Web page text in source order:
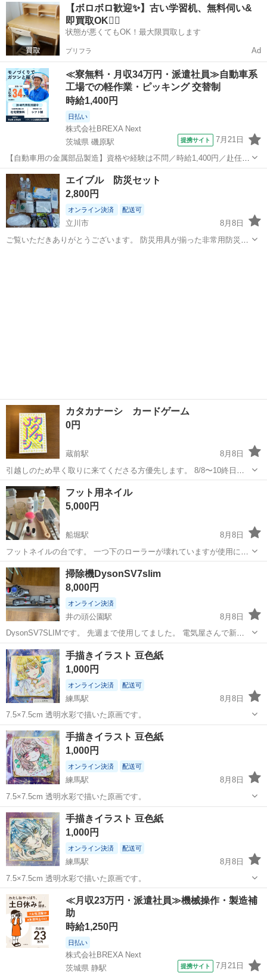
衣料服飾品、生活雑貨、家具、本、CD・DVDなどが無料でまとめて持
ち込めます！ ※詳細はこ...
東京 町田市 その他 ハムスター
【ボロボロ歓迎✨】古い学習机、無料伺い&
即買取OK🙆‍♀️
状態が悪くてもOK！最大限買取します
プリフラ Ad
≪寮無料・月収34万円・派遣社員≫自動車系
工場での軽作業・ピッキング 交替制
時給1,400円
日払い
株式会社BREXA Next
茨城県 磯原駅
提携サイト 7月21日
【自動車用の金属部品製造】資格や経験は不問／時給1,400円／赴任旅
費会社負担／正社員登用のチャンスあり／食堂利用可能／マイカー通
勤OK《茨城県茨城市》 人気の工場のお仕事 ◇トラックの金属部品の
製造◇ ★トラックの金属...
茨城 北茨城市 磯原駅 その他
エイブル 防災セット
2,800円
オンライン決済 配送可
立川市
8月8日
ご覧いただきありがとうございます。 防災用具が揃った非常用防災セ
カタカナーシ カードゲーム
0円
蔵前駅
8月8日
引越しのため早く取りに来てくださる方優先します。 8/8〜10終日お
渡し可能。 鳥越神社付近のマンション自宅階まで取りに来てくださる
方。ご希望日時を記載の上メッセージください。
東京 台東区 蔵前駅 その他
フット用ネイル
5,000円
船堀駅
8月8日
フットネイルの台です。 一つ下のローラーが壊れていますが使用に関
しては問題なく使えます。 フットケアのセットも、2度ほどしか使用
していません。 どうぞお引き取りお願いします。
東京 江戸川区 船堀駅
掃除機DysonSV7slim
8,000円
オンライン決済
井の頭公園駅
8月8日
DysonSV7SLIMです。 先週まで使用してました。 電気屋さんで新品
購入して2年？ほど使用。 使用感はあります。回転ブラシなどは経年
劣化進んでるので、気になる方はAmazonとかで代替品に交換して使用
すれば問題ないです...
東京 三鷹市 井の頭公園駅 その他
手描きイラスト 豆色紙
1,000円
オンライン決済 配送可
練馬駅
8月8日
7.5×7.5cm 透明水彩で描いた原画です。
東京 練馬区 練馬駅 その他 透明水彩
手描きイラスト 豆色紙
1,000円
オンライン決済 配送可
練馬駅
8月8日
7.5×7.5cm 透明水彩で描いた原画です。
東京 練馬区 練馬駅 その他 透明水彩
手描きイラスト 豆色紙
1,000円
オンライン決済 配送可
練馬駅
8月8日
7.5×7.5cm 透明水彩で描いた原画です。
東京 練馬区 練馬駅 その他 透明水彩
≪月収23万円・派遣社員≫機械操作・製造補
助
時給1,250円
日払い
株式会社BREXA Next
茨城県 静駅
提携サイト 7月21日